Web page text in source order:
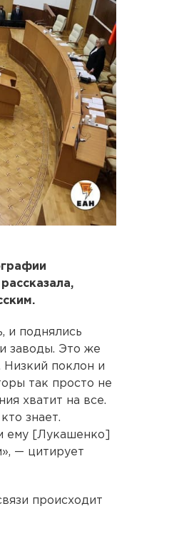
и поднялись
заводы. Это же
Низкий поклон и
так просто не
хватит на все.
знает.
ему [Лукашенко]
— цитирует
происходит